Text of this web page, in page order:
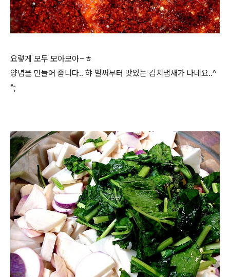
요렇게 모두 모아모아~ㅎ
양념을 만들어 줍니다.. 햐 벌써부터 맛있는 김치냄새가 나네요..^
^;